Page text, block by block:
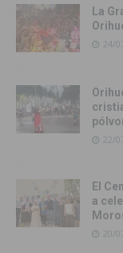
La
24/
22/
El
a
20/